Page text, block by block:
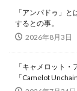
「アンパドゥ」
するとの事。
2026年8月3日
「キャメロット
「Camelot